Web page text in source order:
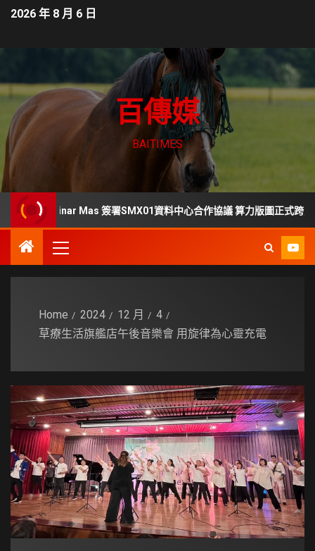
2026 年 8 月 6 日
百傳媒
BAITIMES
Sinar Mas 簽署SMX01資料中心合作協議 算力版圖正式跨足東南亞
Home 2024 12 月
4
草療生活旗艦店午後音樂會 用旋律為心靈充電